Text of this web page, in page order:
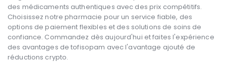
des médicaments authentiques avec des prix compétitifs.
Choisissez notre pharmacie pour un service fiable, des
options de paiement flexibles et des solutions de soins de
confiance. Commandez dès aujourd'hui et faites l'expérience
des avantages de tofisopam avec l'avantage ajouté de
réductions crypto.